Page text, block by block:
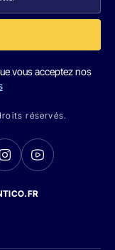
vous acceptez nos
réservés.